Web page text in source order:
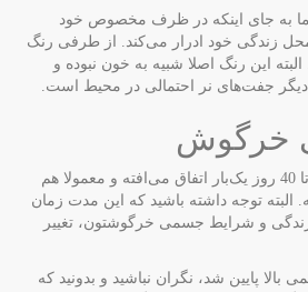
به جای اینکه در ظرف مخصوص خود
زندگی خود ادرار می‌کند. از طرفی رنگ
این رنگ اصلا شبیه به خون نبوده و
جفت‌های نر احتمالی در محیط است.
خرگوش
پریود شدن خرگوش هر 30 تا 40 روز یک‌بار اتفاق می‌افته و معمولا هم
البته توجه داشته باشید که این مدت زمان
و شرایط جسمی خرگوشتون، تغییر
بالا پایین شد، نگران نباشید و بدونید که